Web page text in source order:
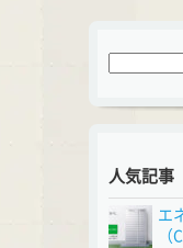
人気記事
エ
（